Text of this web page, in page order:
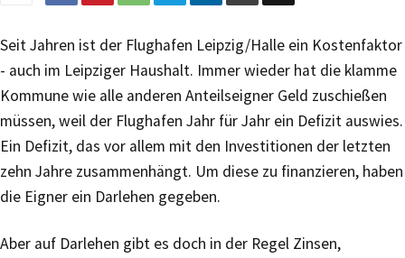
Seit Jahren ist der Flughafen Leipzig/Halle ein Kostenfaktor
- auch im Leipziger Haushalt. Immer wieder hat die klamme
Kommune wie alle anderen Anteilseigner Geld zuschießen
müssen, weil der Flughafen Jahr für Jahr ein Defizit auswies.
Ein Defizit, das vor allem mit den Investitionen der letzten
zehn Jahre zusammenhängt. Um diese zu finanzieren, haben
die Eigner ein Darlehen gegeben.
Aber auf Darlehen gibt es doch in der Regel Zinsen,